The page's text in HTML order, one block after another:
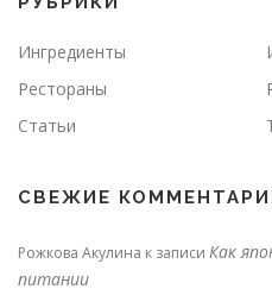
Ингредиенты
Рестораны
Статьи
СВЕЖИЕ
Рожкова Акулина к записи Как
питании